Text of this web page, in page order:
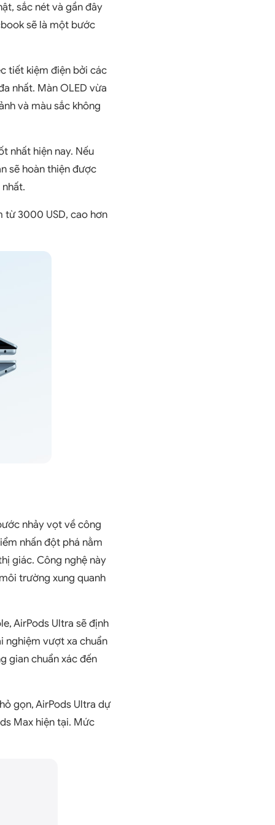
sắc nét và gần đây
sẽ là một bước
tiết kiệm điện bởi các
nhất. Màn OLED vừa
và màu sắc không
nhất hiện nay. Nếu
sẽ hoàn thiện được
từ 3000 USD, cao hơn
nhảy vọt về công
nhấn đột phá nằm
giác. Công nghệ này
trường xung quanh
AirPods Ultra sẽ định
nghiệm vượt xa chuẩn
gian chuẩn xác đến
gọn, AirPods Ultra dự
Max hiện tại. Mức